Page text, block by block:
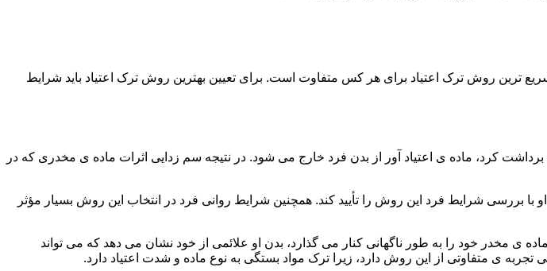
ترین روش ترک اعتیاد برای هر کس متفاوت است. برای تعیین بهترین روش ترک اعتیاد باید شرایط
کرد، ماده ی اعتیاد آور از بدن فرد خارج می شود. در نتیجه سم زدایی اثرات ماده ی مخدری که در
با بررسی شرایط فرد این روش را تأیید کند. همچنین شرایط روانی فرد در انتخاب این روش بسیار مؤثر
مخدر خود را به طور ناگهانی کنار می گذارد، بدن او علائمی از خود نشان می دهد که می تواند
ی متفاوتی از این روش دارد، زیرا ترک مواد بستگی به نوع ماده و شدت اعتیاد دارد.